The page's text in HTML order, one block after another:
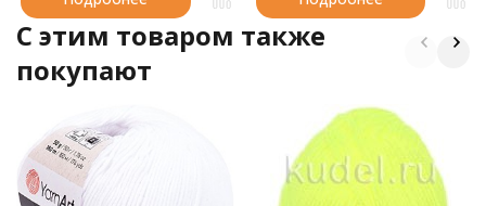
C этим товаром также
покупают